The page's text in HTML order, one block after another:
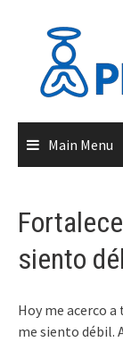
Main Menu
siento
Hoy me acerco
me siento débil.